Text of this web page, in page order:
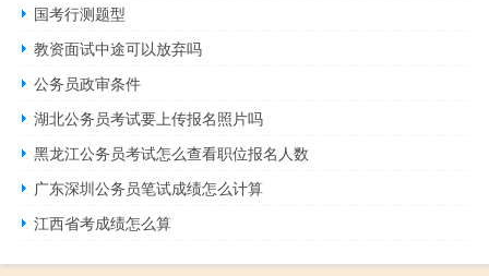
国考行测题型
教资面试中途可以放弃吗
公务员政审条件
湖北公务员考试要上传报名照片吗
黑龙江公务员考试怎么查看职位报名人数
广东深圳公务员笔试成绩怎么计算
江西省考成绩怎么算